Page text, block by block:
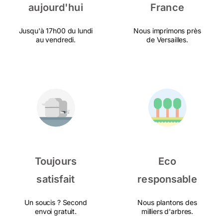
aujourd'hui
Jusqu'à 17h00 du lundi
au vendredi.
France
Nous imprimons près
de Versailles.
Toujours
satisfait
Un soucis ? Second
envoi gratuit.
Eco
responsable
Nous plantons des
milliers d'arbres.